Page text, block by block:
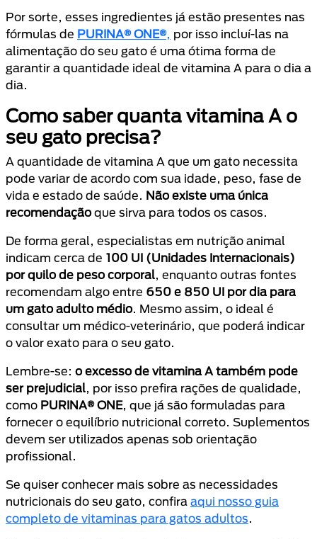
Por sorte, esses ingredientes já estão presentes nas
fórmulas de PURINA® ONE®, por isso incluí-las na
alimentação do seu gato é uma ótima forma de
garantir a quantidade ideal de vitamina A para o dia a
dia.
Como saber quanta vitamina A o
seu gato precisa?
A quantidade de vitamina A que um gato necessita
pode variar de acordo com sua idade, peso, fase de
vida e estado de saúde. Não existe uma única
recomendaçãoque sirva para todos os casos.
De forma geral, especialistas em nutrição animal
indicam cerca de 100 UI (Unidades Internacionais)
por quilo de peso corporal, enquanto outras fontes
recomendam algo entre 650 e 850 UI por dia para
um gato adulto médio. Mesmo assim, o ideal é
consultar um médico-veterinário, que poderá indicar
o valor exato para o seu gato.
Lembre-se: o excesso de vitamina A também pode
ser prejudicial, por isso prefira rações de qualidade,
como PURINA® ONE, que já são formuladas para
fornecer o equilíbrio nutricional correto. Suplementos
devem ser utilizados apenas sob orientação
profissional.
Se quiser conhecer mais sobre as necessidades
nutricionais do seu gato, confira aqui nosso guia
completo de vitaminas para gatos adultos.